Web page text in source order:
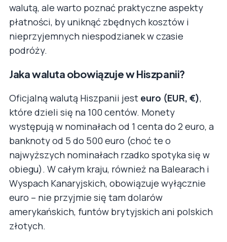
walutą, ale warto poznać praktyczne aspekty
płatności, by uniknąć zbędnych kosztów i
nieprzyjemnych niespodzianek w czasie
podróży.
Jaka waluta obowiązuje w Hiszpanii?
Oficjalną walutą Hiszpanii jest euro (EUR, €),
które dzieli się na 100 centów. Monety
występują w nominałach od 1 centa do 2 euro, a
banknoty od 5 do 500 euro (choć te o
najwyższych nominałach rzadko spotyka się w
obiegu). W całym kraju, również na Balearach i
Wyspach Kanaryjskich, obowiązuje wyłącznie
euro – nie przyjmie się tam dolarów
amerykańskich, funtów brytyjskich ani polskich
złotych.